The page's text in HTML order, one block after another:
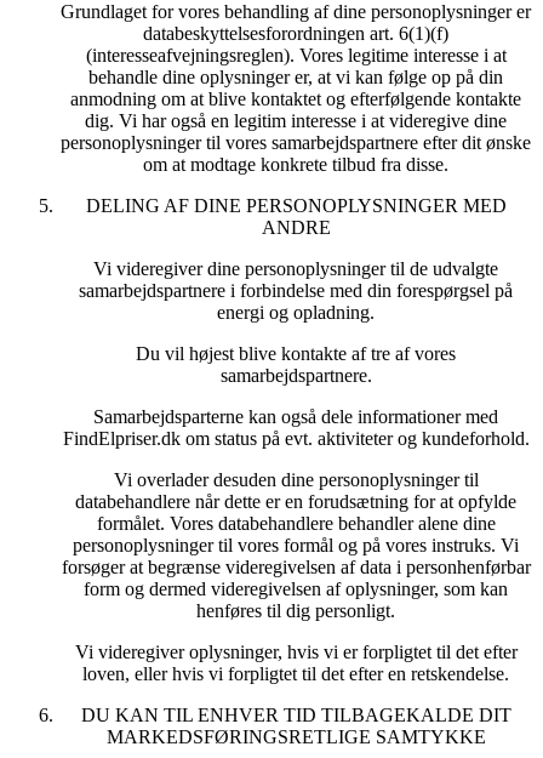
Grundlaget for vores behandling af dine personoplysninger er
databeskyttelsesforordningen art. 6(1)(f)
(interesseafvejningsreglen). Vores legitime interesse i at
behandle dine oplysninger er, at vi kan følge op på din
anmodning om at blive kontaktet og efterfølgende kontakte
dig. Vi har også en legitim interesse i at videregive dine
personoplysninger til vores samarbejdspartnere efter dit ønske
om at modtage konkrete tilbud fra disse.
DELING AF DINE PERSONOPLYSNINGER MED
ANDRE
Vi videregiver dine personoplysninger til de udvalgte
samarbejdspartnere i forbindelse med din forespørgsel på
energi og opladning.
Du vil højest blive kontakte af tre af vores
samarbejdspartnere.
Samarbejdsparterne kan også dele informationer med
FindElpriser.dk om status på evt. aktiviteter og kundeforhold.
Vi overlader desuden dine personoplysninger til
databehandlere når dette er en forudsætning for at opfylde
formålet. Vores databehandlere behandler alene dine
personoplysninger til vores formål og på vores instruks. Vi
forsøger at begrænse videregivelsen af data i personhenførbar
form og dermed videregivelsen af oplysninger, som kan
henføres til dig personligt.
Vi videregiver oplysninger, hvis vi er forpligtet til det efter
loven, eller hvis vi forpligtet til det efter en retskendelse.
DU KAN TIL ENHVER TID TILBAGEKALDE DIT
MARKEDSFØRINGSRETLIGE SAMTYKKE